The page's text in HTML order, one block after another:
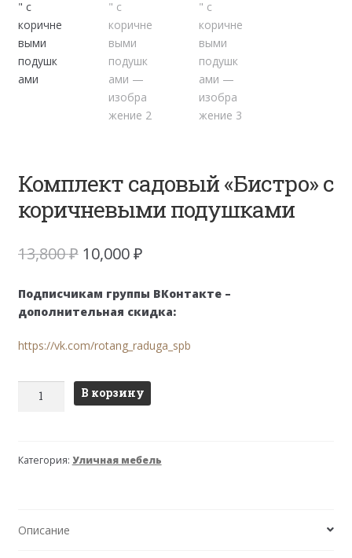
Комплект садовый «Бистро» с
коричневыми подушками
13,800₽ Первоначальная
составляла
13,800 ₽.
10,000₽Текущая
10,000 ₽.
Подписчикам группы ВКонтакте –
дополнительная скидка:
https://vk.com/rotang_raduga_spb
Количество
"Бистро"
В корзину
Категория: Уличная мебель
Описание